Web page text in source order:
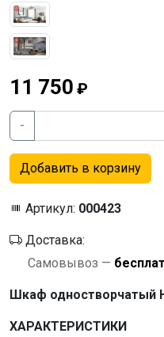
11 750 ₽
-
Добавить в корзину
Артикул: 000423
Доставка:
Самовывоз —
Шкаф одностворчатый
ХАРАКТЕРИСТИКИ